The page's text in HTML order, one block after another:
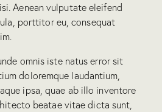
Aenean vulputate eleifend
porttitor eu, consequat
omnis iste natus error sit
doloremque laudantium,
ipsa, quae ab illo inventore
beatae vitae dicta sunt,